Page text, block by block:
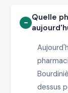
Quelle
dessus